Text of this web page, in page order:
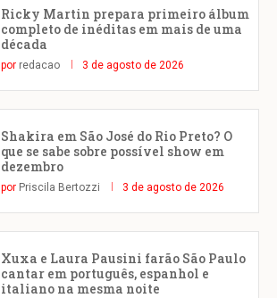
Ricky Martin prepara primeiro álbum
completo de inéditas em mais de uma
década
por redacao 3 de agosto de 2026
Shakira em São José do Rio Preto? O
que se sabe sobre possível show em
dezembro
por Priscila Bertozzi 3 de agosto de 2026
Xuxa e Laura Pausini farão São Paulo
cantar em português, espanhol e
italiano na mesma noite